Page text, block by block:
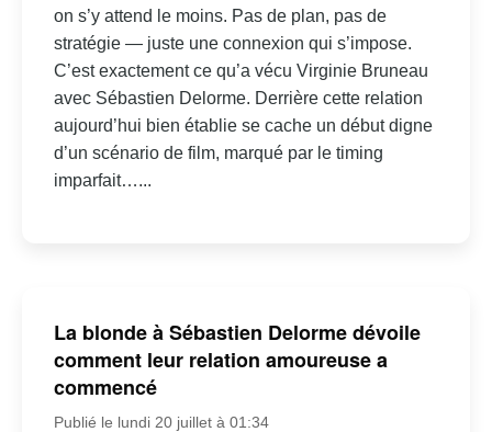
on s’y attend le moins. Pas de plan, pas de
stratégie — juste une connexion qui s’impose.
C’est exactement ce qu’a vécu Virginie Bruneau
avec Sébastien Delorme. Derrière cette relation
aujourd’hui bien établie se cache un début digne
d’un scénario de film, marqué par le timing
imparfait…...
La blonde à Sébastien Delorme dévoile
comment leur relation amoureuse a
commencé
Publié le lundi 20 juillet à 01:34